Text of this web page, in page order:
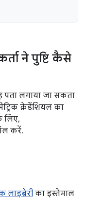
ने पुष्टि कैसे
पता लगाया जा सकता
क्रेडेंशियल का
लिए,
करें.
लाइब्रेरी का इस्तेमाल